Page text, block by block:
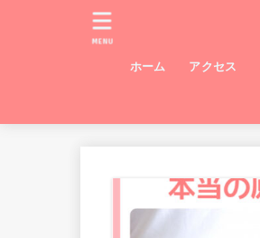
ホーム アクセス
MENU